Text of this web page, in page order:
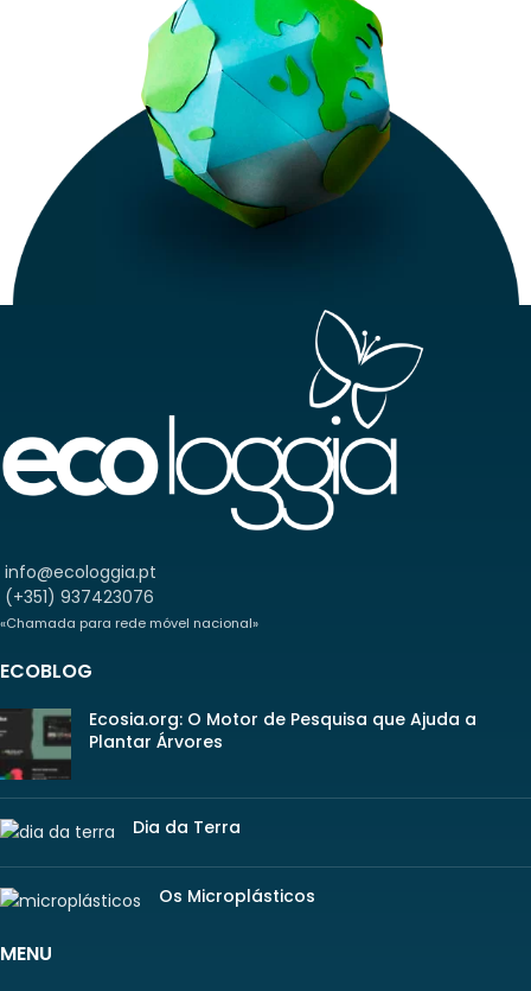
info@ecologgia.pt
(+351) 937423076
«Chamada para rede móvel nacional»
ECOBLOG
Ecosia.org: O Motor de Pesquisa que Ajuda a
Plantar Árvores
Dia da Terra
Os Microplásticos
MENU